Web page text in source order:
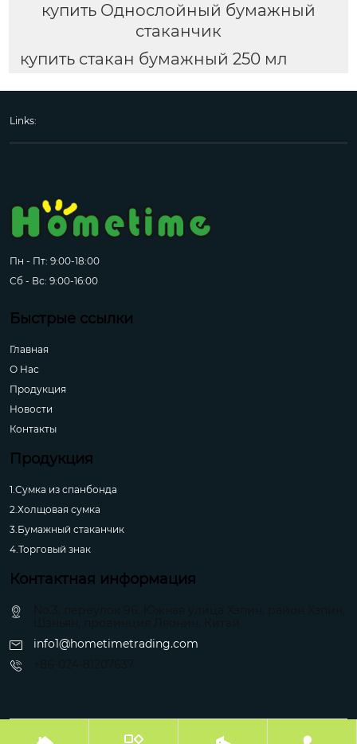
купить Однослойный бумажный
стаканчик
купить стакан бумажный 250 мл
Links:
Пн - Пт: 9:00-18:00
Сб - Вс: 9:00-16:00
Быстрые ссылки
Главная
О Hас
Продукция
Новости
Контакты
Продукция
1.Сумка из спанбонда
2.Холщовая сумка
3.Бумажный стаканчик
4.Торговый знак
Контактная информация
info1@hometimetrading.com
Авторское право©Шэньян Хуэйфэнтай Импорт и Экспорт Ко.